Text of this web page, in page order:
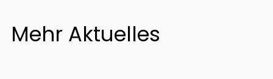
Mehr Aktuelles